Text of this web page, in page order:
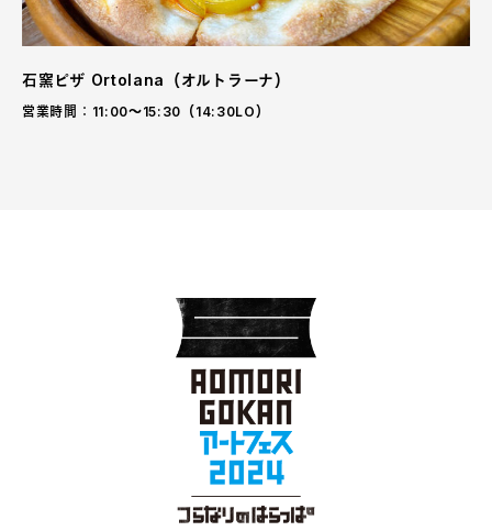
石窯ピザ Ortolana（オルトラーナ）
営業時間：11:00〜15:30（14:30LO）